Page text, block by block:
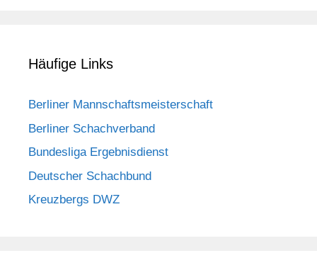
Häufige Links
Berliner Mannschaftsmeisterschaft
Berliner Schachverband
Bundesliga Ergebnisdienst
Deutscher Schachbund
Kreuzbergs DWZ